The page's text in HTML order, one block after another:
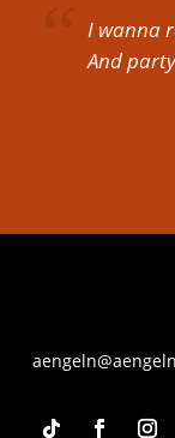
I wanna
And